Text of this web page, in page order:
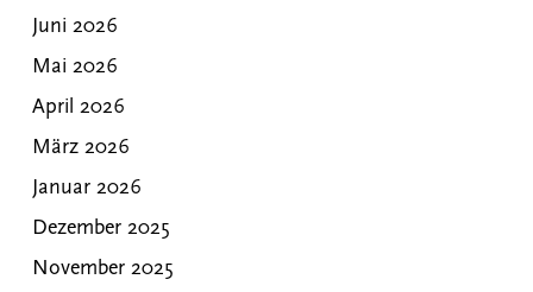
Juni 2026
Mai 2026
April 2026
März 2026
Januar 2026
Dezember 2025
November 2025